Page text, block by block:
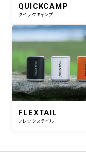
QUICKCAMP
クイックキャンプ
FLEXTAIL
フレックステイル